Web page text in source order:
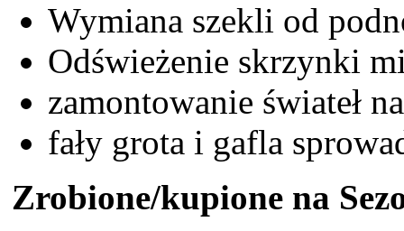
Wymiana szekli od
Odświeżenie skrzynki
zamontowanie świateł
fały grota i gafla
Zrobione/kupione na